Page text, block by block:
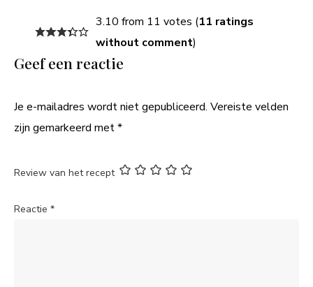
3.10 from 11 votes (11 ratings
without comment)
Geef een reactie
Je e-mailadres wordt niet gepubliceerd. Vereiste velden
zijn gemarkeerd met*
Review van het recept
Reactie *